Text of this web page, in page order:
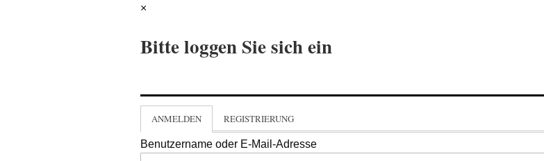
×
Bitte loggen Sie sich ein
ANMELDEN REGISTRIERUNG
Benutzername oder E-Mail-Adresse